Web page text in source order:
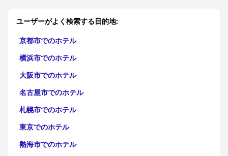
Mutaでのホテル
Radlje ob Draviでのホテ
| Meicaでのホテル
ユーザーがよく検索する目的地:
京都市でのホテル
横浜市でのホテル
大阪市でのホテル
名古屋市でのホテル
札幌市でのホテル
東京でのホテル
熱海市でのホテル